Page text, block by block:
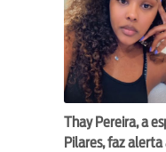
Thay Pereira, a
Pilares, faz alerta